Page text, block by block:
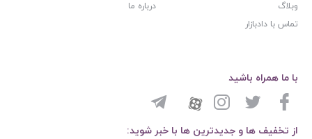
وبلاگ
درباره ما
تماس با دادبازار
از تخفیف ها و جدیدترین ها با خبر شوید:
با ما همراه باشید